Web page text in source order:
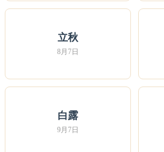
立秋
8月7日
白露
9月7日